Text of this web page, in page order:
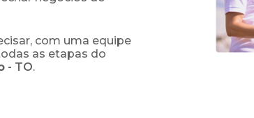
com uma equipe
as etapas do
- TO.